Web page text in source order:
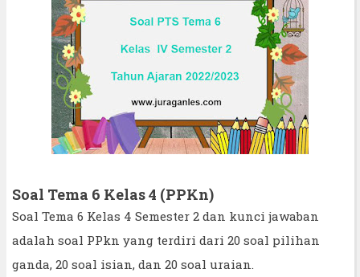
Soal Tema 6 Kelas 4 (PPKn)
Soal Tema 6 Kelas 4 Semester 2 dan kunci jawaban
adalah soal PPkn yang terdiri dari 20 soal pilihan
ganda, 20 soal isian, dan 20 soal uraian.